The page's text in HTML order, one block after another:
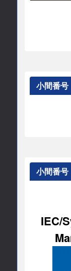
当社は、
えるIoT
PoC（概念
蓄積・可
構築によ
AI分析：
ータから
し、メン
します。
小間番号
小間番号
IEC/